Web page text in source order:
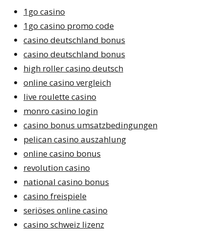
1go casino
1go casino promo code
casino deutschland bonus
casino deutschland bonus
high roller casino deutsch
online casino vergleich
live roulette casino
monro casino login
casino bonus umsatzbedingungen
pelican casino auszahlung
online casino bonus
revolution casino
national casino bonus
casino freispiele
seriöses online casino
casino schweiz lizenz